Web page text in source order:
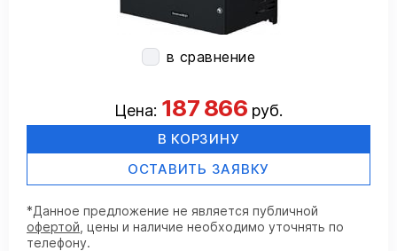
в сравнение
Цена: 187 866руб.
В КОРЗИНУ
ОСТАВИТЬ ЗАЯВКУ
*Данное предложение не является публичной
офертой , цены и наличие необходимо уточнять по
телефону.